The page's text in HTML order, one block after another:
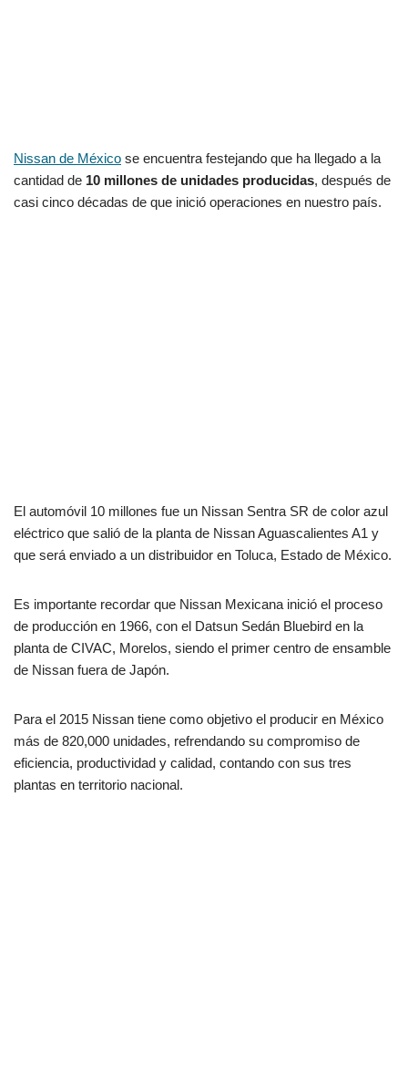
Nissan de México se encuentra festejando que ha llegado a la
cantidad de 10 millones de unidades producidas, después de
casi cinco décadas de que inició operaciones en nuestro país.
El automóvil 10 millones fue un Nissan Sentra SR de color azul
eléctrico que salió de la planta de Nissan Aguascalientes A1 y
que será enviado a un distribuidor en Toluca, Estado de México.
Es importante recordar que Nissan Mexicana inició el proceso
de producción en 1966, con el Datsun Sedán Bluebird en la
planta de CIVAC, Morelos, siendo el primer centro de ensamble
de Nissan fuera de Japón.
Para el 2015 Nissan tiene como objetivo el producir en México
más de 820,000 unidades, refrendando su compromiso de
eficiencia, productividad y calidad, contando con sus tres
plantas en territorio nacional.